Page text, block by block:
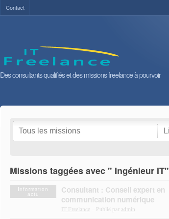
Contact
Des consultants qualifiés et des missions freelance à pourvoir
Missions taggées avec " Ingénieur IT"
Information
actu
Consultant : Conseil expert en
communication numérique
IT Freelance – Publié par admin